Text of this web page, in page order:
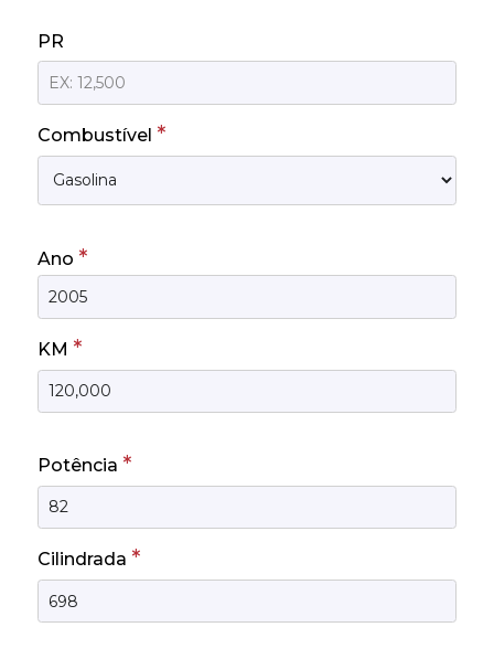
PR
Combustível *
Ano *
KM *
Potência *
Cilindrada *